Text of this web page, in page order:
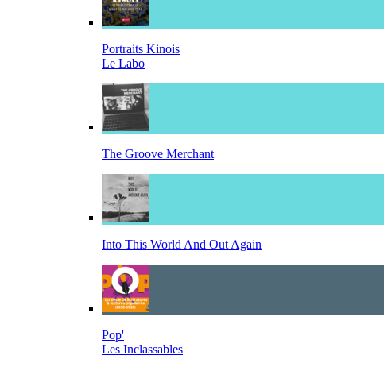
Portraits Kinois
Le Labo
The Groove Merchant
Into This World And Out Again
Pop'
Les Inclassables